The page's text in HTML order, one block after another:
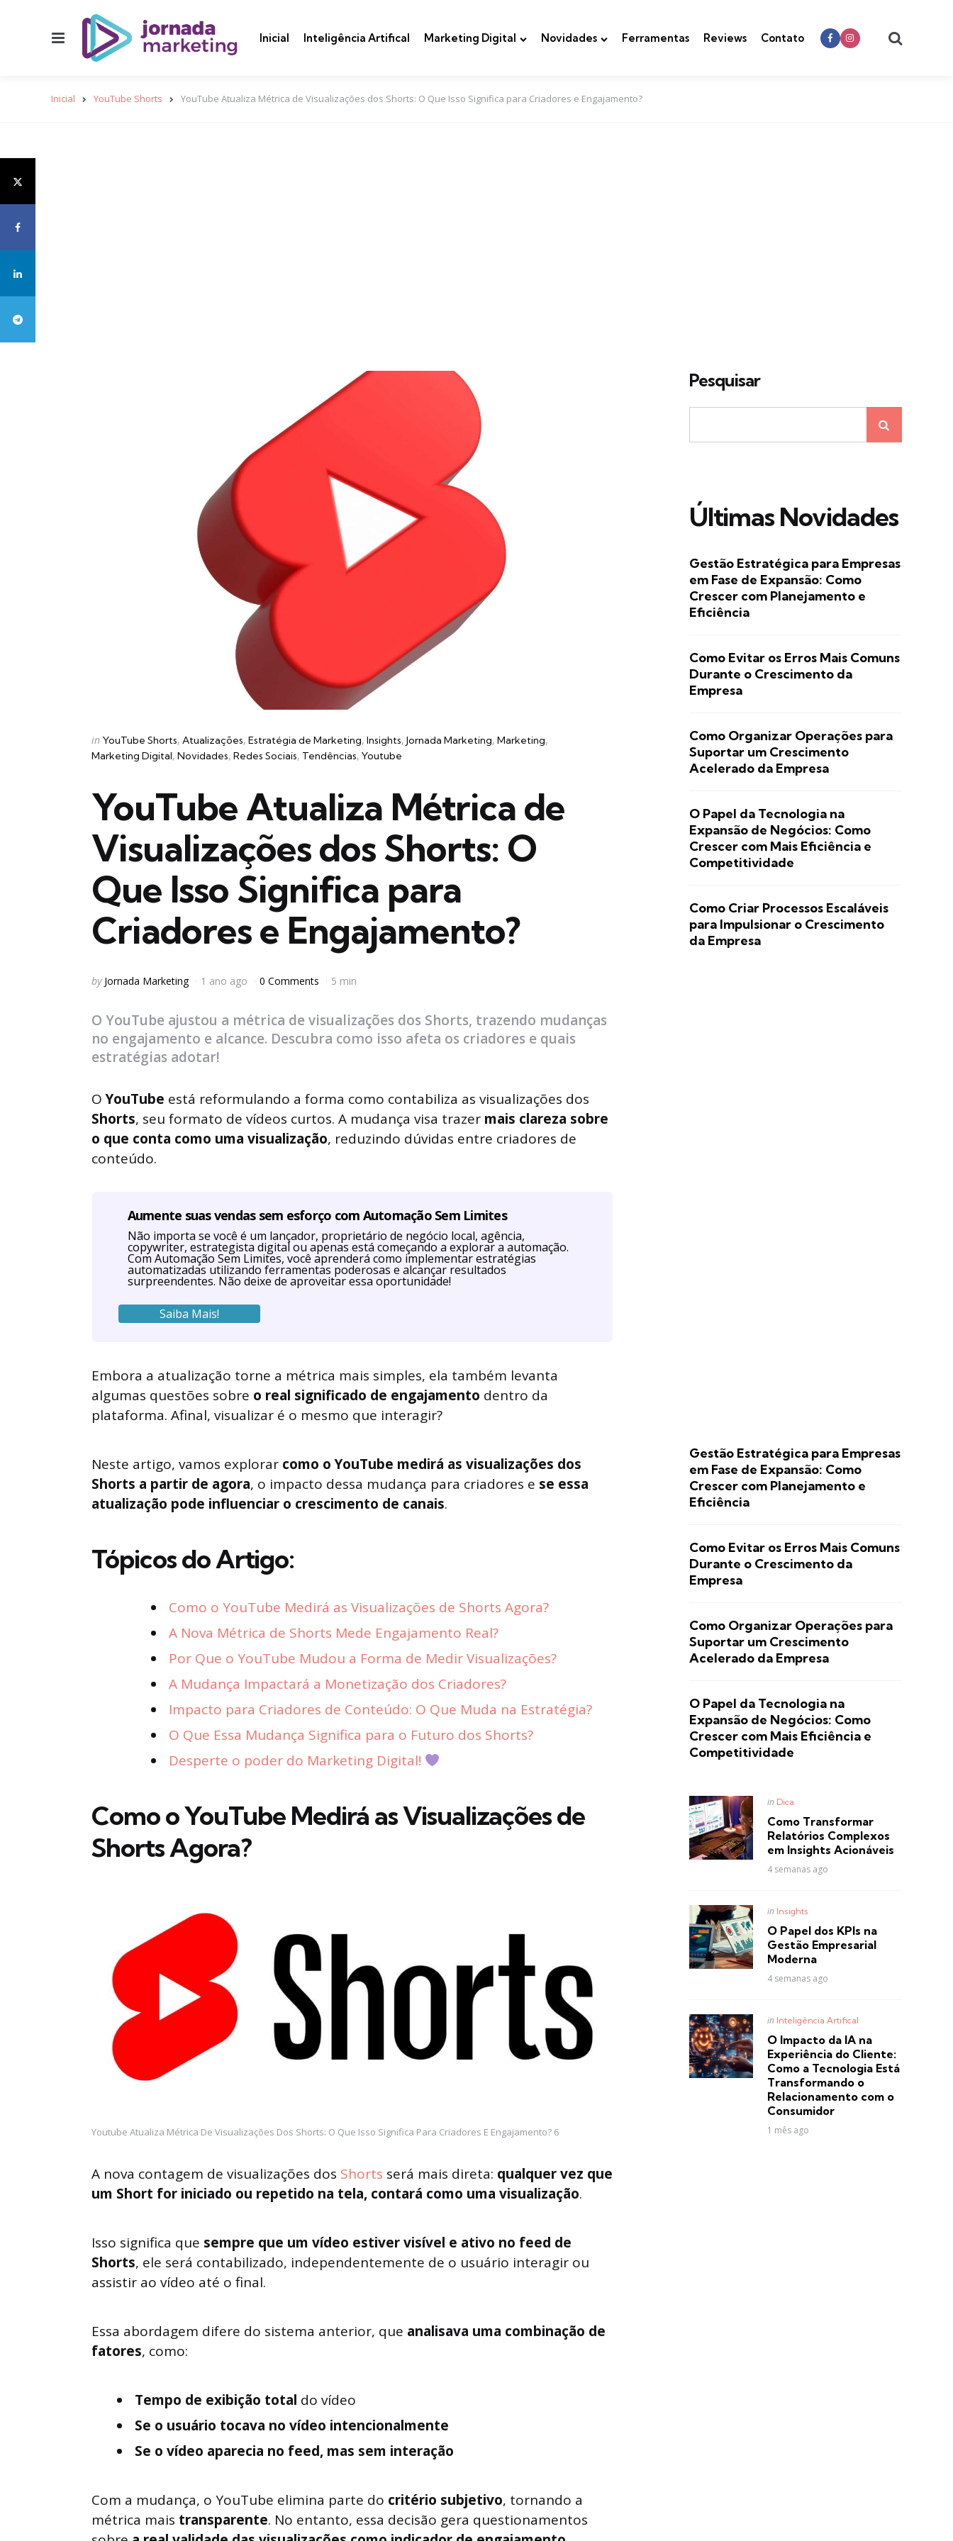
Inicial Inteligência Artifical Marketing Digital Novidades Ferramentas Reviews Contato
Inicial YouTube Shorts YouTube Atualiza Métrica de Visualizações dos Shorts: O Que Isso Significa para Criadores e Engajamento?
Categories
Posted
in
in YouTube Shorts Atualizações Estratégia de Marketing Insights Jornada Marketing Marketing
Marketing Digital Novidades Redes Sociais Tendências Youtube
YouTube Atualiza Métrica de
Visualizações dos Shorts: O
Que Isso Significa para
Criadores e Engajamento?
Posted
by Jornada Marketing 1 ano ago 0 Comments 5 min
O YouTube ajustou a métrica de visualizações dos Shorts, trazendo mudanças
no engajamento e alcance. Descubra como isso afeta os criadores e quais
estratégias adotar!
OYouTube está reformulando a forma como contabiliza as visualizações dos
Shorts, seu formato de vídeos curtos. A mudança visa trazer mais clareza sobre
o que conta como uma visualização, reduzindo dúvidas entre criadores de
conteúdo.
Aumente suas vendas sem esforço com Automação Sem Limites
Não importa se você é um lançador, proprietário de negócio local, agência,
copywriter, estrategista digital ou apenas está começando a explorar a automação.
Com Automação Sem Limites, você aprenderá como implementar estratégias
automatizadas utilizando ferramentas poderosas e alcançar resultados
surpreendentes. Não deixe de aproveitar essa oportunidade!
Saiba Mais!
Embora a atualização torne a métrica mais simples, ela também levanta
algumas questões sobre o real significado de engajamento dentro da
plataforma. Afinal, visualizar é o mesmo que interagir?
Neste artigo, vamos explorar como o YouTube medirá as visualizações dos
Shorts a partir de agora, o impacto dessa mudança para criadores e se essa
atualização pode influenciar o crescimento de canais.
Tópicos do Artigo:
Como o YouTube Medirá as Visualizações de Shorts Agora?
A Nova Métrica de Shorts Mede Engajamento Real?
Por Que o YouTube Mudou a Forma de Medir Visualizações?
A Mudança Impactará a Monetização dos Criadores?
Impacto para Criadores de Conteúdo: O Que Muda na Estratégia?
O Que Essa Mudança Significa para o Futuro dos Shorts?
Desperte o poder do Marketing Digital!
Como o YouTube Medirá as Visualizações de
Shorts Agora?
Youtube Atualiza Métrica De Visualizações Dos Shorts: O Que Isso Significa Para Criadores E Engajamento? 6
A nova contagem de visualizações dos Shorts será mais direta: qualquer vez que
um Short for iniciado ou repetido na tela, contará como uma visualização.
Isso significa que sempre que um vídeo estiver visível e ativo no feed de
Shorts, ele será contabilizado, independentemente de o usuário interagir ou
assistir ao vídeo até o final.
Essa abordagem difere do sistema anterior, que analisava uma combinação de
fatores, como:
Tempo de exibição total do vídeo
Se o usuário tocava no vídeo intencionalmente
Se o vídeo aparecia no feed, mas sem interação
Com a mudança, o YouTube elimina parte do critério subjetivo, tornando a
métrica mais transparente. No entanto, essa decisão gera questionamentos
Pesquisar
Últimas Novidades
Gestão Estratégica para Empresas
em Fase de Expansão: Como
Crescer com Planejamento e
Eficiência
Como Evitar os Erros Mais Comuns
Durante o Crescimento da
Empresa
Como Organizar Operações para
Suportar um Crescimento
Acelerado da Empresa
O Papel da Tecnologia na
Expansão de Negócios: Como
Crescer com Mais Eficiência e
Competitividade
Como Criar Processos Escaláveis
para Impulsionar o Crescimento
da Empresa
Gestão Estratégica para Empresas
em Fase de Expansão: Como
Crescer com Planejamento e
Eficiência
Como Evitar os Erros Mais Comuns
Durante o Crescimento da
Empresa
Como Organizar Operações para
Suportar um Crescimento
Acelerado da Empresa
O Papel da Tecnologia na
Expansão de Negócios: Como
Crescer com Mais Eficiência e
Competitividade
Posted
in Dica
Como Transformar
Relatórios Complexos
em Insights Acionáveis
4 semanas ago
Posted
in Insights
O Papel dos KPIs na
Gestão Empresarial
Moderna
4 semanas ago
Posted
in Inteligência Artifical
O Impacto da IA na
Experiência do Cliente:
Como a Tecnologia Está
Transformando o
Relacionamento com o
Consumidor
1 mês ago